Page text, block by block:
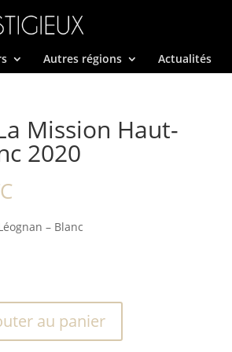
Autres régions Actualités
Mission Haut-
2020
– Blanc
au panier